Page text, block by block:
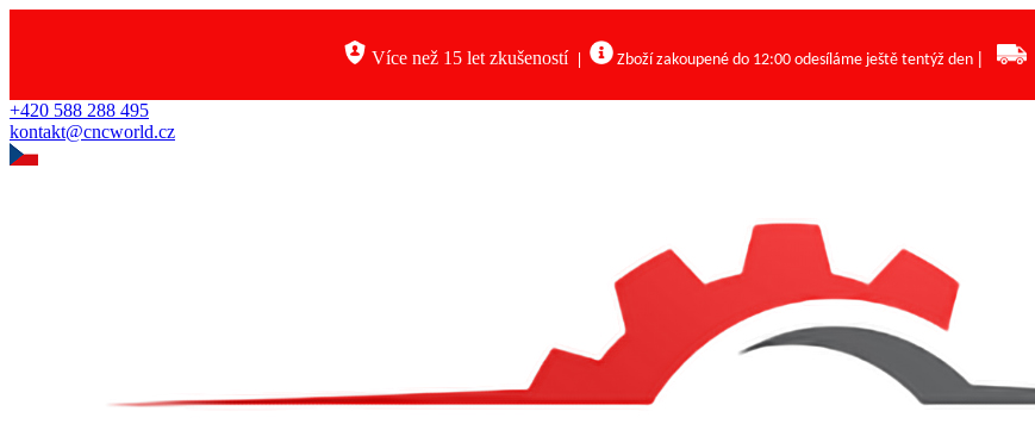
Více než 15 let zkušeností Zboží zakoupené do 12:00 odesíláme ještě tentýž den |
+420 588 288 495
kontakt@cncworld.cz